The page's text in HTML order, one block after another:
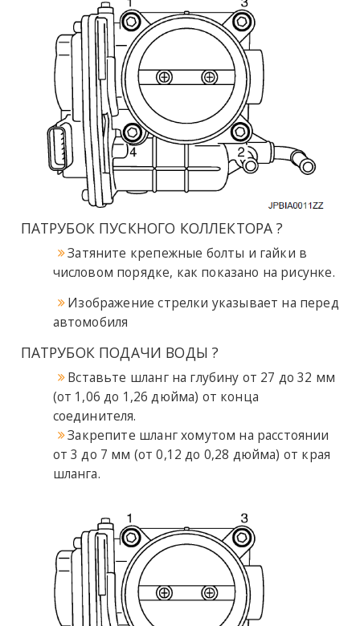
ПАТРУБОК ПУСКНОГО КОЛЛЕКТОРА ?
Затяните крепежные болты и гайки в
числовом порядке, как показано на рисунке.
Изображение стрелки указывает на перед
автомобиля
ПАТРУБОК ПОДАЧИ ВОДЫ ?
Вставьте шланг на глубину от 27 до 32 мм
(от 1,06 до 1,26 дюйма) от конца
соединителя.
Закрепите шланг хомутом на расстоянии
от 3 до 7 мм (от 0,12 до 0,28 дюйма) от края
шланга.